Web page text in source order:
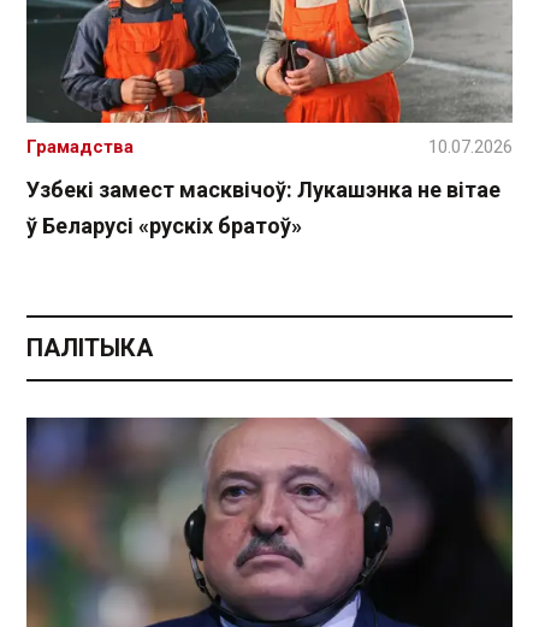
Узбекі замест масквічоў: Лукашэнка не вітае
ў Беларусі «рускіх братоў»
Грамадства 10.07.2026
ПАЛІТЫКА